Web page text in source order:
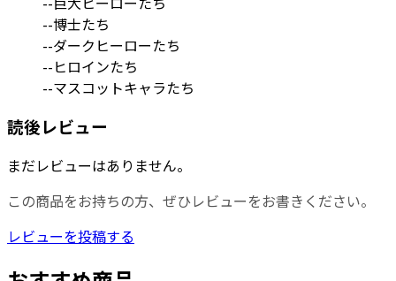
--博士たち
--ダークヒーローたち
--ヒロインたち
--マスコットキャラたち
読後レビュー
まだレビューはありません。
この商品をお持ちの方、ぜひレビューをお書きください。
レビューを投稿する